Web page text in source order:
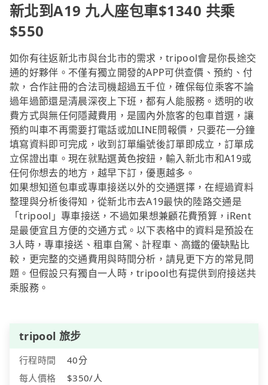
新北到A19 九人座包車$1340 共乘
$550
如你有往返新北市與台北市的需求，tripool會是你長途交
通的好夥伴。不僅有獨立開發的APP可供查價、預約、付
款，合作註冊的合法司機超過五千位，確保每位乘客不論
過年過節還是清晨深夜上下班，都有人能服務。透明的收
費方式與無任何隱藏費用，是國內外旅客的包車首選，讓
預約叫車不再需要打電話或加LINE問報價，只要花一分鐘
填寫資料即可完成，收到訂單編號後訂單即成立，訂單成
立保證出車。現在就點選黃色按鈕，輸入新北市和A19或
任何你想去的地方，越早下訂，優惠越多。
如果想知道包車或專車接送以外的交通選擇，在經過資料
整理與分析後得知，從新北市去A19最快的陸路交通是
「tripool」專車接送，不過如果想兼顧花費預算，iRent
是最便宜且方便的交通方式。以下表格中的資料是預設在
3人時，專車接送、租車自駕、計程車、高鐵的優缺點比
較，更完整的交通費用與時間分析，請見更下方的常見問
題。但假設只有獨自一人時，tripool也有提供到府接送共
乘服務。
tripool 旅步
行程時間
40分
每人價格
$350/人